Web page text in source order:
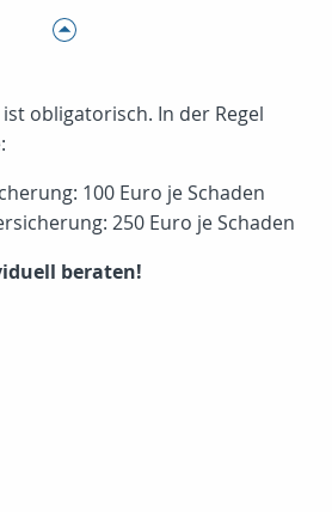
obligatorisch. In der Regel
100 Euro je Schaden
250 Euro je Schaden
beraten!